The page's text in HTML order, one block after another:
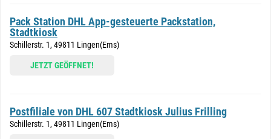
Pack Station DHL App-gesteuerte Packstation,
Stadtkiosk
Schillerstr. 1, 49811 Lingen(Ems)
JETZT GEÖFFNET!
Postfiliale von DHL 607 Stadtkiosk Julius Frilling
Schillerstr. 1, 49811 Lingen(Ems)